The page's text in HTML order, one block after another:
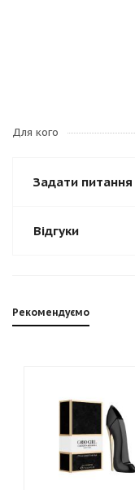
Для кого
Задати питання
Відгуки
Рекомендуємо